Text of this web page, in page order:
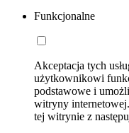
Funkcjonalne
Akceptacja tych
użytkownikowi
podstawowe i
witryny
tej witrynie z